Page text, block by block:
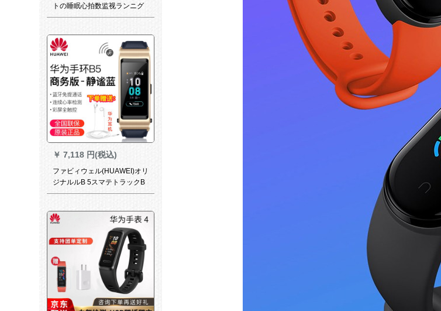
トの睡眠心拍数监视ランニグ
メーターは音楽を聴くことが
￥ 7,118 円(税込)
ファビィウェル(HUAWEI)オリ
ジナルルB 5スマテトラックB
5ステアリングコースコースコ
控ビルビルトゥンンン全触控
职ステムストーンストーンス
トーンストーンストーンスト